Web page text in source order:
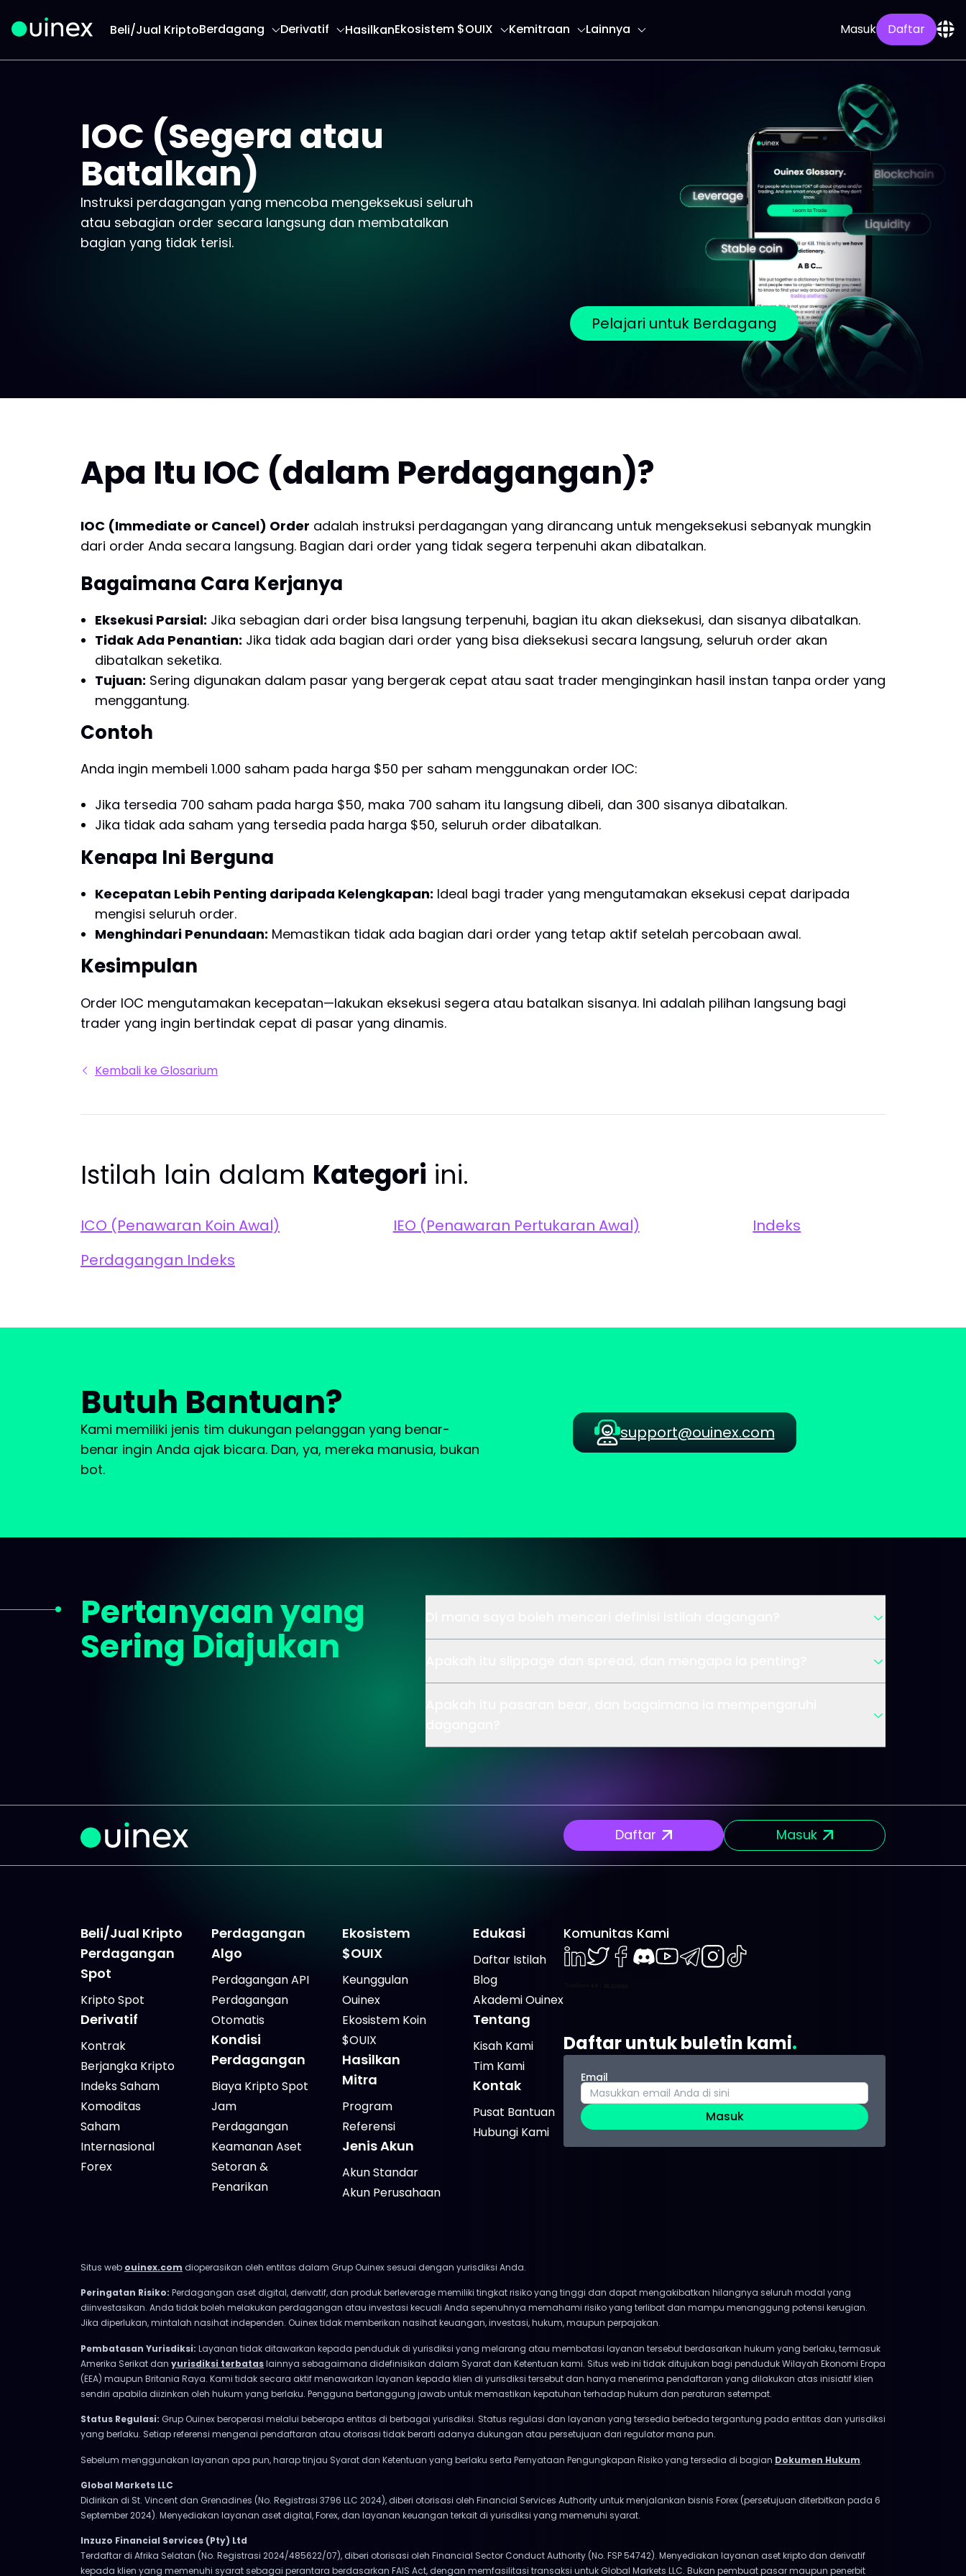
Beli/Jual KriptoBerdagang Derivatif HasilkanEkosistem $OUIX Kemitraan Lainnya Masuk Daftar
IOC (Segera atau
Batalkan)
Instruksi perdagangan yang mencoba mengeksekusi seluruh
atau sebagian order secara langsung dan membatalkan
bagian yang tidak terisi.
Pelajari untuk Berdagang
Apa Itu IOC (dalam Perdagangan)?
IOC (Immediate or Cancel) Order adalah instruksi perdagangan yang dirancang untuk mengeksekusi sebanyak mungkin
dari order Anda secara langsung. Bagian dari order yang tidak segera terpenuhi akan dibatalkan.
Bagaimana Cara Kerjanya
Eksekusi Parsial: Jika sebagian dari order bisa langsung terpenuhi, bagian itu akan dieksekusi, dan sisanya dibatalkan.
Tidak Ada Penantian: Jika tidak ada bagian dari order yang bisa dieksekusi secara langsung, seluruh order akan
dibatalkan seketika.
Tujuan: Sering digunakan dalam pasar yang bergerak cepat atau saat trader menginginkan hasil instan tanpa order yang
menggantung.
Contoh
Anda ingin membeli 1.000 saham pada harga $50 per saham menggunakan order IOC:
Jika tersedia 700 saham pada harga $50, maka 700 saham itu langsung dibeli, dan 300 sisanya dibatalkan.
Jika tidak ada saham yang tersedia pada harga $50, seluruh order dibatalkan.
Kenapa Ini Berguna
Kecepatan Lebih Penting daripada Kelengkapan: Ideal bagi trader yang mengutamakan eksekusi cepat daripada
mengisi seluruh order.
Menghindari Penundaan: Memastikan tidak ada bagian dari order yang tetap aktif setelah percobaan awal.
Kesimpulan
Order IOC mengutamakan kecepatan—lakukan eksekusi segera atau batalkan sisanya. Ini adalah pilihan langsung bagi
trader yang ingin bertindak cepat di pasar yang dinamis.
Kembali ke Glosarium
Istilah lain dalam Kategori ini.
ICO (Penawaran Koin Awal) IEO (Penawaran Pertukaran Awal)
Indeks
Perdagangan Indeks
Butuh Bantuan?
Kami memiliki jenis tim dukungan pelanggan yang benar-
benar ingin Anda ajak bicara. Dan, ya, mereka manusia, bukan
bot.
support@ouinex.com
Pertanyaan yang
Sering Diajukan
Daftar Masuk
Beli/Jual Kripto
Perdagangan
Spot
Kripto Spot
Derivatif
Kontrak
Berjangka Kripto
Indeks Saham
Komoditas
Saham
Internasional
Forex
Perdagangan
Algo
Perdagangan API
Perdagangan
Otomatis
Kondisi
Perdagangan
Biaya Kripto Spot
Jam
Perdagangan
Keamanan Aset
Setoran &
Penarikan
Ekosistem
$OUIX
Keunggulan
Ouinex
Ekosistem Koin
$OUIX
Hasilkan
Mitra
Program
Referensi
Jenis Akun
Akun Standar
Akun Perusahaan
Edukasi
Daftar Istilah
Blog
Akademi Ouinex
Tentang
Kisah Kami
Tim Kami
Kontak
Pusat Bantuan
Hubungi Kami
Komunitas Kami
Daftar untuk buletin kami
Email
Masuk
Situs web ouinex.com dioperasikan oleh entitas dalam Grup Ouinex sesuai dengan yurisdiksi Anda.
Peringatan Risiko: Perdagangan aset digital, derivatif, dan produk berleverage memiliki tingkat risiko yang tinggi dan dapat mengakibatkan hilangnya seluruh modal yang
diinvestasikan. Anda tidak boleh melakukan perdagangan atau investasi kecuali Anda sepenuhnya memahami risiko yang terlibat dan mampu menanggung potensi kerugian.
Jika diperlukan, mintalah nasihat independen. Ouinex tidak memberikan nasihat keuangan, investasi, hukum, maupun perpajakan.
Pembatasan Yurisdiksi: Layanan tidak ditawarkan kepada penduduk di yurisdiksi yang melarang atau membatasi layanan tersebut berdasarkan hukum yang berlaku, termasuk
Amerika Serikat dan yurisdiksi terbataslainnya sebagaimana didefinisikan dalam Syarat dan Ketentuan kami. Situs web ini tidak ditujukan bagi penduduk Wilayah Ekonomi Eropa
(EEA) maupun Britania Raya. Kami tidak secara aktif menawarkan layanan kepada klien di yurisdiksi tersebut dan hanya menerima pendaftaran yang dilakukan atas inisiatif klien
sendiri apabila diizinkan oleh hukum yang berlaku. Pengguna bertanggung jawab untuk memastikan kepatuhan terhadap hukum dan peraturan setempat.
Status Regulasi: Grup Ouinex beroperasi melalui beberapa entitas di berbagai yurisdiksi. Status regulasi dan layanan yang tersedia berbeda tergantung pada entitas dan yurisdiksi
yang berlaku. Setiap referensi mengenai pendaftaran atau otorisasi tidak berarti adanya dukungan atau persetujuan dari regulator mana pun.
Sebelum menggunakan layanan apa pun, harap tinjau Syarat dan Ketentuan yang berlaku serta Pernyataan Pengungkapan Risiko yang tersedia di bagian Dokumen Hukum.
Global Markets LLC
Didirikan di St. Vincent dan Grenadines (No. Registrasi 3796 LLC 2024), diberi otorisasi oleh Financial Services Authority untuk menjalankan bisnis Forex (persetujuan diterbitkan pada 6
September 2024). Menyediakan layanan aset digital, Forex, dan layanan keuangan terkait di yurisdiksi yang memenuhi syarat.
Inzuzo Financial Services (Pty) Ltd
Terdaftar di Afrika Selatan (No. Registrasi 2024/485622/07), diberi otorisasi oleh Financial Sector Conduct Authority (No. FSP 54742). Menyediakan layanan aset kripto dan derivatif
kepada klien yang memenuhi syarat sebagai perantara berdasarkan FAIS Act, dengan memfasilitasi transaksi untuk Global Markets LLC. Bukan pembuat pasar maupun penerbit